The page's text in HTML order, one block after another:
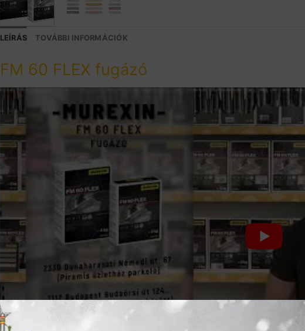
LEÍRÁS TOVÁBBI INFORMÁCIÓK
FM 60 FLEX fugázó